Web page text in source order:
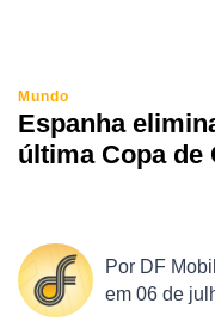
Mundo
Espanha
última Copa de
Por DF
em 06 de